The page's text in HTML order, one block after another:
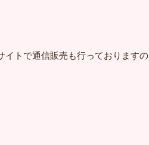
イトで通信販売も行っておりますの